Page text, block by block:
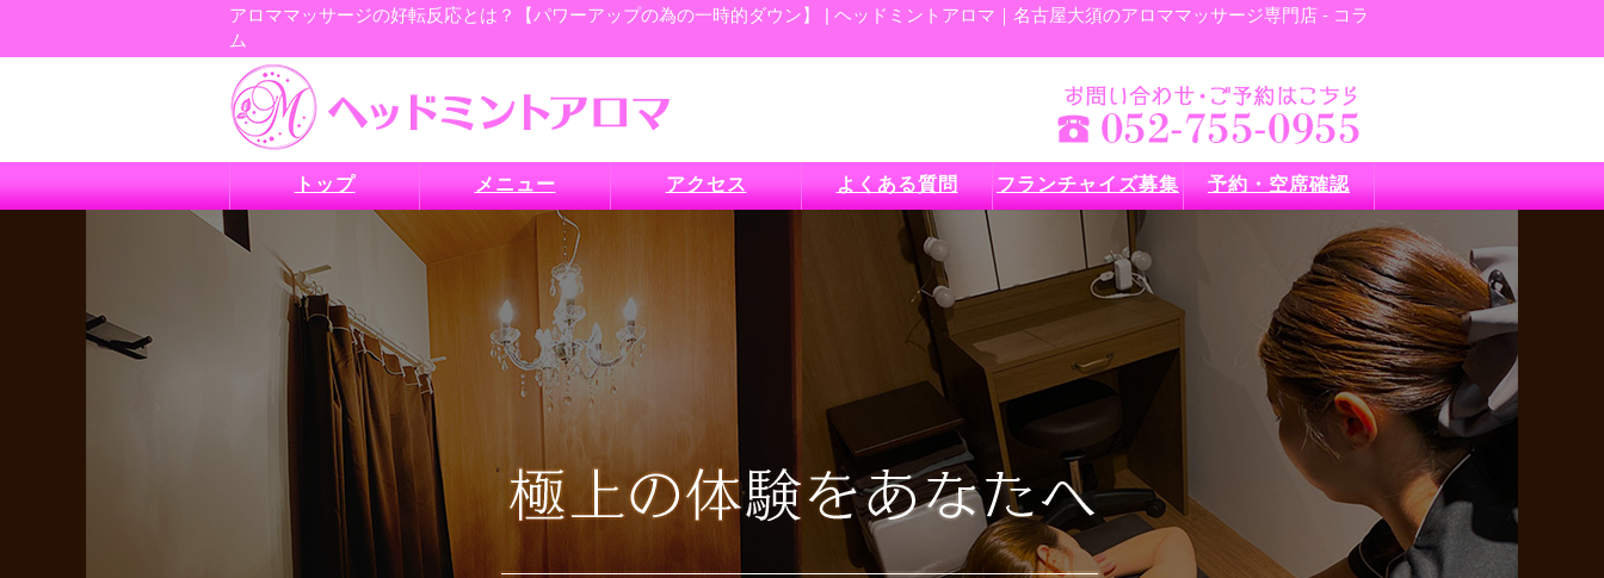
アロママッサージの好転反応とは？【パワーアップの為の一時的ダウン】 | ヘッドミントアロマ｜名古屋大須のアロママッサージ専門店 - コラ
ム
トップ メニュー アクセス よくある質問 フランチャイズ募集 予約・空席確認